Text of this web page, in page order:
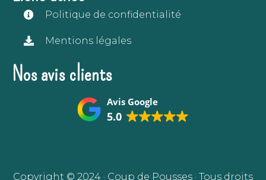
Politique de confidentialité
Mentions légales
Nos avis clients
Avis Google
5.0
Copyright © 2024 · Coup de Pousses · Tous droits